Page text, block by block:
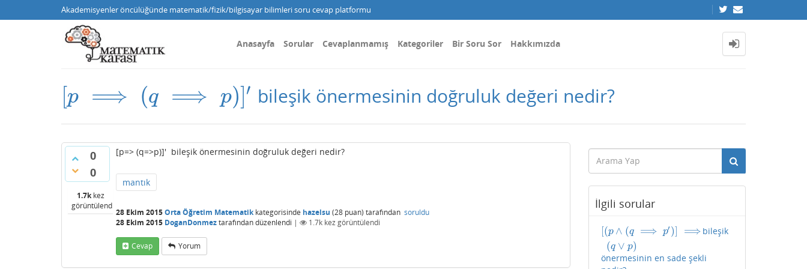
Akademisyenler öncülüğünde matematik/fizik/bilgisayar bilimleri soru cevap platformu
Anasayfa Sorular Cevaplanmamış Kategoriler Bir Soru Sor Hakkımızda
[p ⟹ (q ⟹ p)]′
p⟹(q⟹p) bileşik önermesinin doğruluk değeri nedir?
0
0
1.7kkez
görüntülendi
[p=> (q=>p)]' bileşik önermesinin doğruluk değeri nedir?
mantık
28 Ekim 2015Orta Öğretim Matematikkategorisinde hazelsu (28 puan) tarafından soruldu
28 Ekim 2015 DoganDonmeztarafındandüzenlendi | 1.7k kez görüntülendi
Cevap Yorum
İlgili sorular
[(p ∧ (q ⟹ p′ )]
⟹
(q ∨ p)
(p∧(q ⟹ p′)]⟹ (q ∨ bileşik
önermesinin en sade şekli